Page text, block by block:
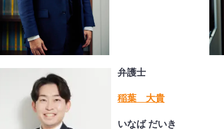
弁護士
稲葉 大貴
いなば だいき